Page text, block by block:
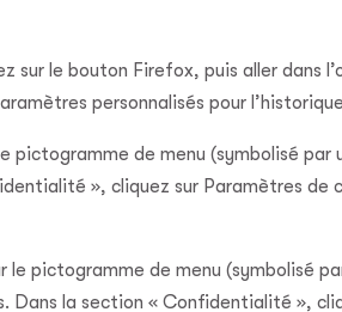
le bouton Firefox, puis aller dans
personnalisés pour
de menu (symbolisé
», cliquez sur Paramètres de
pictogramme de menu (symbolisé
Dans la section « Confidentialité »,